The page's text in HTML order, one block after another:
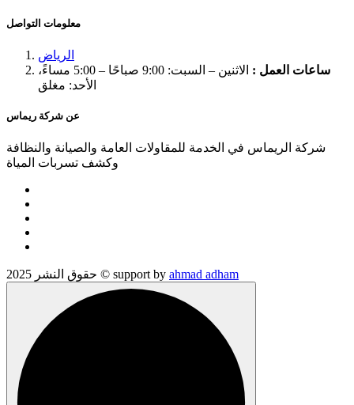
معلومات التواصل
الرياض
ساعات العمل :
الاثنين – السبت: 9:00 صباحًا – 5:00 مساءً،
الأحد: مغلق
عن شركة ريماس
شركة الريماس في الخدمة للمقاولات العامة والصيانة والنظافة
وكشف تسربات المياة
حقوق النشر 2025 © support by ahmad adham